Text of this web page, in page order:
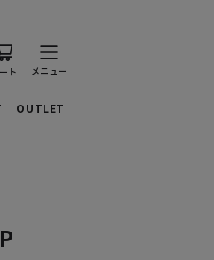
ト メニュー
OUTLET